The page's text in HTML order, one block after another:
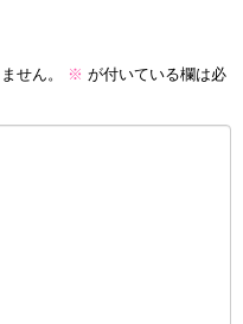
せん。 ※ が付いている欄は必